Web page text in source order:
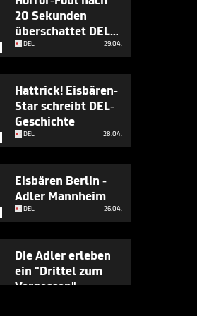
20 Sekunden
überschattet DEL-
Finale
DEL 29.04.
Hattrick! Eisbären-
Star schreibt DEL-
Geschichte
DEL 28.04.
Eisbären Berlin -
Adler Mannheim
DEL 26.04.
Die Adler erleben
ein "Drittel zum
Vergessen"